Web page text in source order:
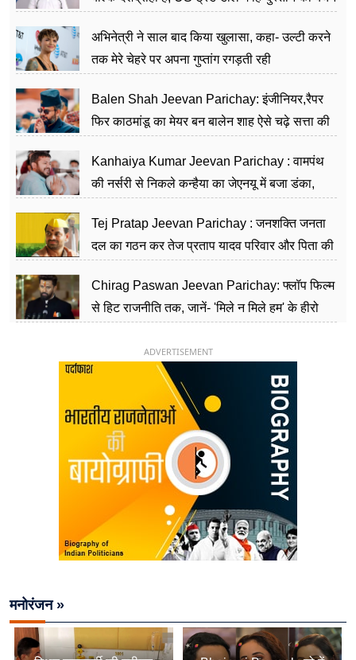
अभिनेत्री ने साल बाद किया खुलासा, कहा- उल्टी करने
तक मेरे चेहरे पर अपना गुप्तांग रगड़ती रही
Balen Shah Jeevan Parichay: इंजीनियर,रैपर
फिर काठमांडू का मेयर बन बालेन शाह ऐसे चढ़े सत्ता की
Kanhaiya Kumar Jeevan Parichay : वामपंथ
की नर्सरी से निकले कन्हैया का जेएनयू में बजा डंका,
Tej Pratap Jeevan Parichay : जनशक्ति जनता
दल का गठन कर तेज प्रताप यादव परिवार और पिता की
Chirag Paswan Jeevan Parichay: फ्लॉप फिल्म
से हिट राजनीति तक, जानें- 'मिले न मिले हम' के हीरो
ADVERTISEMENT
मनोरंजन »